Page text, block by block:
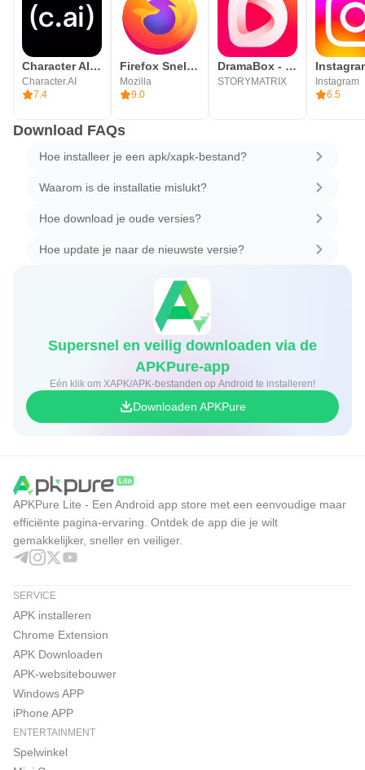
Character AI: Chat, Talk, Text
Character.AI
7.4
Firefox Snelle privébrowser
Mozilla
9.0
DramaBox - Stream Drama Shorts
STORYMATRIX
Instagram
6.5
Download FAQs
Hoe installeer je een apk/xapk-bestand?
Waarom is de installatie mislukt?
Hoe download je oude versies?
Hoe update je naar de nieuwste versie?
Supersnel en veilig downloaden via de
APKPure-app
Eén klik om XAPK/APK-bestanden op Android te installeren!
Downloaden APKPure
APKPure Lite - Een Android app store met een eenvoudige maar
efficiënte pagina-ervaring. Ontdek de app die je wilt
gemakkelijker, sneller en veiliger.
SERVICE
APK installeren
Chrome Extension
APK Downloaden
APK-websitebouwer
Windows APP
iPhone APP
ENTERTAINMENT
Spelwinkel